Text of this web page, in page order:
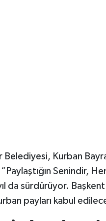
Belediyesi, Kurban
Senindir,
yıl da sürdürüyor.
payları kabul